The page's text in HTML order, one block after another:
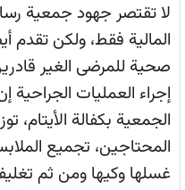
لا تقتصر جهود جمعية
المالية فقط، ولكن
صحية للمرضى الغير
إجراء العمليات الجراحية
الجمعية بكفالة
المحتاجين، تجميع
غسلها وكيها ومن ثم